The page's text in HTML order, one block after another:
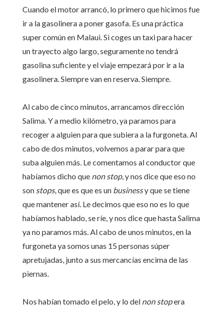
Cuando el motor arrancó, lo primero que hicimos fue
ir a la gasolinera a poner gasofa. Es una práctica
super común en Malaui. Si coges un taxi para hacer
un trayecto algo largo, seguramente no tendrá
gasolina suficiente y el viaje empezará por ir a la
gasolinera. Siempre van en reserva. Siempre.
Al cabo de cinco minutos, arrancamos dirección
Salima. Y a medio kilómetro, ya paramos para
recoger a alguien para que subiera a la furgoneta. Al
cabo de dos minutos, volvemos a parar para que
suba alguien más. Le comentamos al conductor que
habíamos dicho que non stop, y nos dice que eso no
son stops, que es que es un businessy que se tiene
que mantener así. Le decimos que eso no es lo que
habíamos hablado, se ríe, y nos dice que hasta Salima
ya no paramos más. Al cabo de unos minutos, en la
furgoneta ya somos unas 15 personas súper
apretujadas, junto a sus mercancías encima de las
piernas.
Nos habían tomado el pelo, y lo del non stopera